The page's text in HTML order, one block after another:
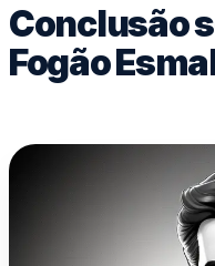
Conclusão
Fogão